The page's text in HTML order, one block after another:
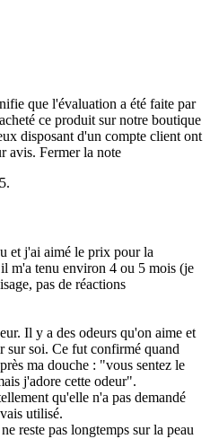
que l'évaluation a été faite par
ce produit sur notre boutique
disposant d'un compte client ont
avis. Fermer la note
et j'ai aimé le prix pour la
m'a tenu environ 4 ou 5 mois (je
pas de réactions
Il y a des odeurs qu'on aime et
sur soi. Ce fut confirmé quand
ma douche : "vous sentez le
j'adore cette odeur".
qu'elle n'a pas demandé
utilisé.
reste pas longtemps sur la peau